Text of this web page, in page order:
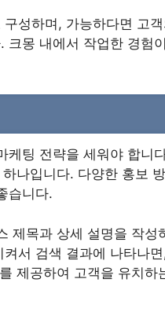
성하며, 가능하다면 고
몽 내에서 작업한 경험
팅 전략을 세워야 합니
나입니다. 다양한 홍보
습니다.
제목과 상세 설명을 작성
서 검색 결과에 나타나
제공하여 고객을 유치하